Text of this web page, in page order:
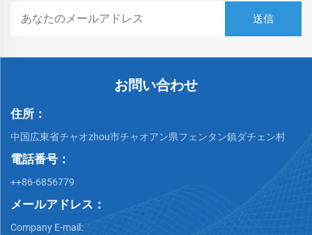
お問い合わせ
住所：
中国広東省チャオzhou市チャオアン県フェンタン鎮ダチェン村
電話番号：
++86-6856779
メールアドレス：
Company E-mail: